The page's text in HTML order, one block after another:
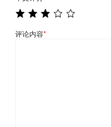
评论内容*